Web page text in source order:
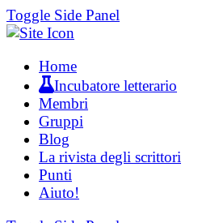
Toggle Side Panel
Home
Incubatore letterario
Membri
Gruppi
Blog
La rivista degli scrittori
Punti
Aiuto!